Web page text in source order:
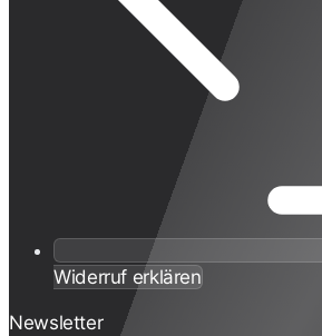
Widerruf erklären
Newsletter